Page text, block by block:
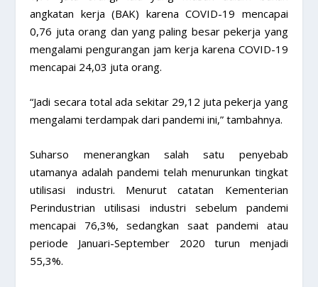
angkatan kerja (BAK) karena COVID-19 mencapai
0,76 juta orang dan yang paling besar pekerja yang
mengalami pengurangan jam kerja karena COVID-19
mencapai 24,03 juta orang.
“Jadi secara total ada sekitar 29,12 juta pekerja yang
mengalami terdampak dari pandemi ini,” tambahnya.
Suharso menerangkan salah satu penyebab
utamanya adalah pandemi telah menurunkan tingkat
utilisasi industri. Menurut catatan Kementerian
Perindustrian utilisasi industri sebelum pandemi
mencapai 76,3%, sedangkan saat pandemi atau
periode Januari-September 2020 turun menjadi
55,3%.